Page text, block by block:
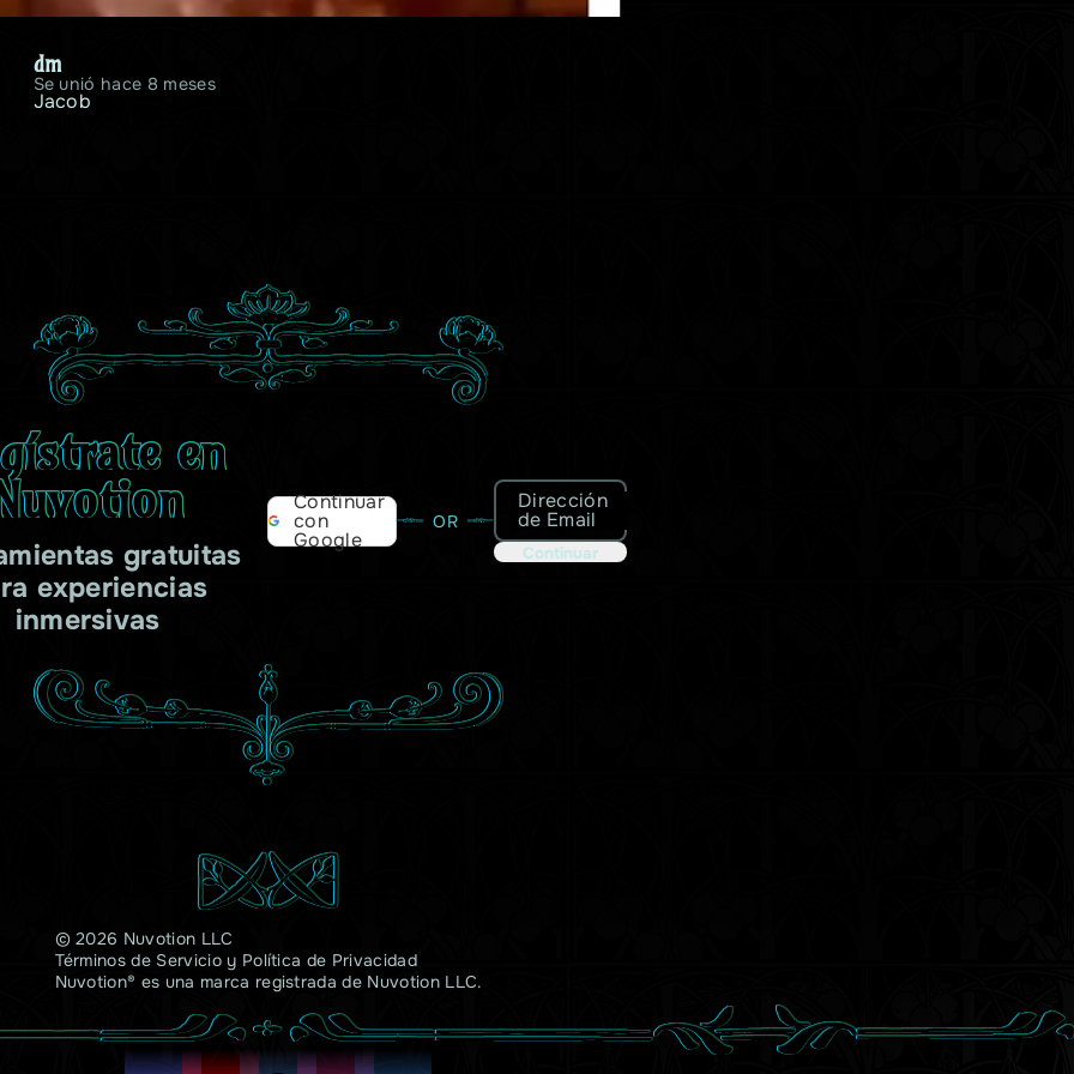
dm
Se unió hace 8 meses
Jacob
en
gratuitas
experiencias
inmersivas
Continuar
con
Google
OR
Dirección
de Email
Continuar
© 2026 Nuvotion LLC
Términos de Servicioy Política de Privacidad
Nuvotion® es una marca registrada de Nuvotion LLC.